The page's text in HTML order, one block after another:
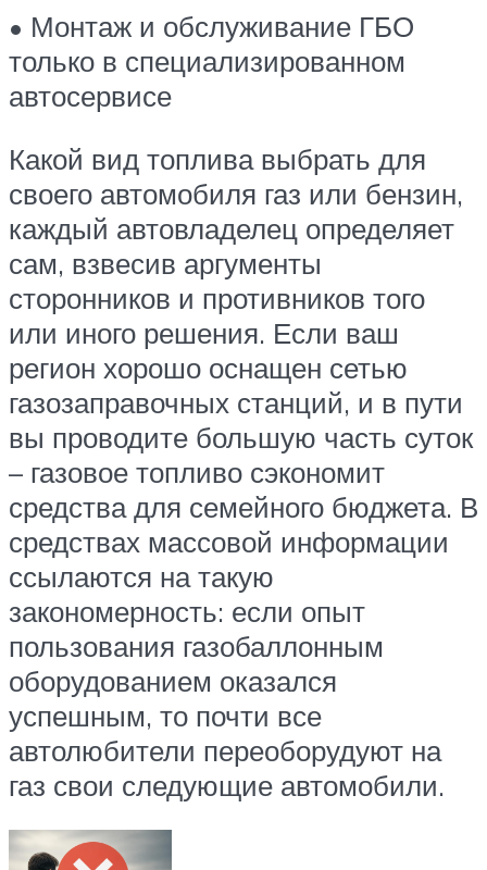
• Монтаж и обслуживание ГБО
только в специализированном
автосервисе
Какой вид топлива выбрать для
своего автомобиля газ или бензин,
каждый автовладелец определяет
сам, взвесив аргументы
сторонников и противников того
или иного решения. Если ваш
регион хорошо оснащен сетью
газозаправочных станций, и в пути
вы проводите большую часть суток
– газовое топливо сэкономит
средства для семейного бюджета. В
средствах массовой информации
ссылаются на такую
закономерность: если опыт
пользования газобаллонным
оборудованием оказался
успешным, то почти все
автолюбители переоборудуют на
газ свои следующие автомобили.